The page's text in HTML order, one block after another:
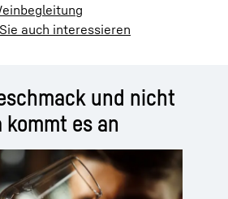
auch interessieren
und nicht
kommt es an